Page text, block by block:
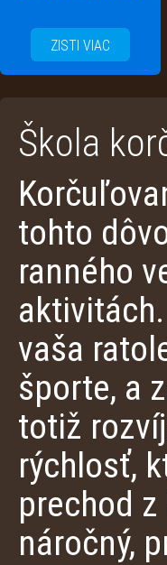
ZISTI VIAC
Škola
tohto
ranného
vaša
športe, a
totiž
rýchlosť,
prechod
náročný,